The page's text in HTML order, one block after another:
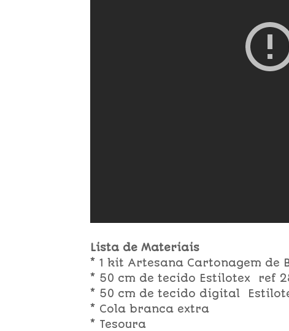
Lista de Materiais
* 1 kit Artesana Cartonagem de
* 50 cm de tecido Estilotex ref
* 50 cm de tecido digital
* Cola branca extra
* Tesoura